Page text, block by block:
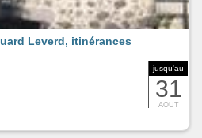
jusqu'au
31
AOUT
Leverd, itinérances